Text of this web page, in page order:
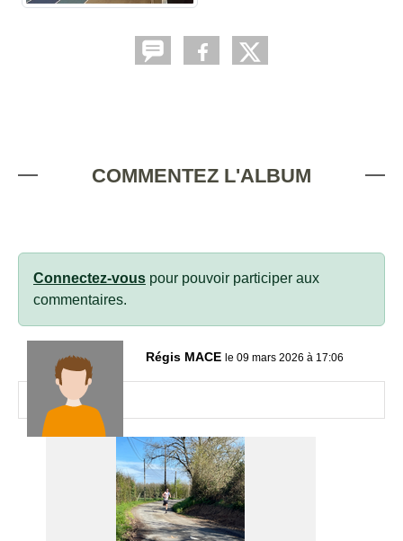
COMMENTEZ L'ALBUM
Connectez-vous pour pouvoir participer aux
commentaires.
Régis MACE le 09 mars 2026 à 17:06